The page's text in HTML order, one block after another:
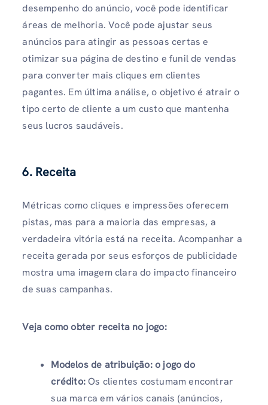
desempenho do anúncio, você pode identificar
áreas de melhoria. Você pode ajustar seus
anúncios para atingir as pessoas certas e
otimizar sua página de destino e funil de vendas
para converter mais cliques em clientes
pagantes. Em última análise, o objetivo é atrair o
tipo certo de cliente a um custo que mantenha
seus lucros saudáveis.
6. Receita
Métricas como cliques e impressões oferecem
pistas, mas para a maioria das empresas, a
verdadeira vitória está na receita. Acompanhar a
receita gerada por seus esforços de publicidade
mostra uma imagem clara do impacto financeiro
de suas campanhas.
Veja como obter receita no jogo:
Modelos de atribuição: o jogo do
crédito:Os clientes costumam encontrar
sua marca em vários canais (anúncios,